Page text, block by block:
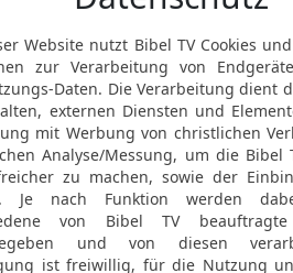
Nasiräer.
.
12
Aber
den
13 Siehe,
schwankt[7]
14 Da geht
festigt
15